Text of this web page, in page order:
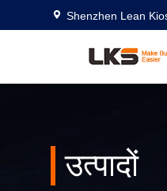
Shenzhen Lean
उत्पादों